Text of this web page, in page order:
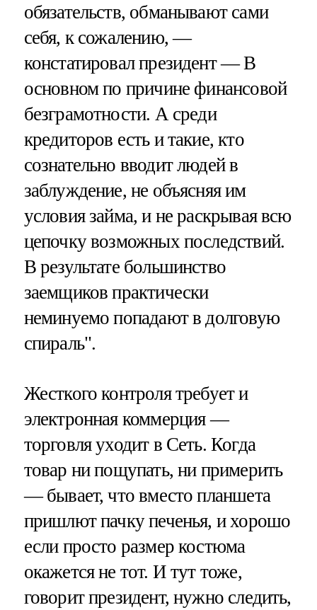
обязательств, обманывают сами
себя, к сожалению, —
констатировал президент — В
основном по причине финансовой
безграмотности. А среди
кредиторов есть и такие, кто
сознательно вводит людей в
заблуждение, не объясняя им
условия займа, и не раскрывая всю
цепочку возможных последствий.
В результате большинство
заемщиков практически
неминуемо попадают в долговую
спираль".
Жесткого контроля требует и
электронная коммерция —
торговля уходит в Сеть. Когда
товар ни пощупать, ни примерить
— бывает, что вместо планшета
пришлют пачку печенья, и хорошо
если просто размер костюма
окажется не тот. И тут тоже,
говорит президент, нужно следить,